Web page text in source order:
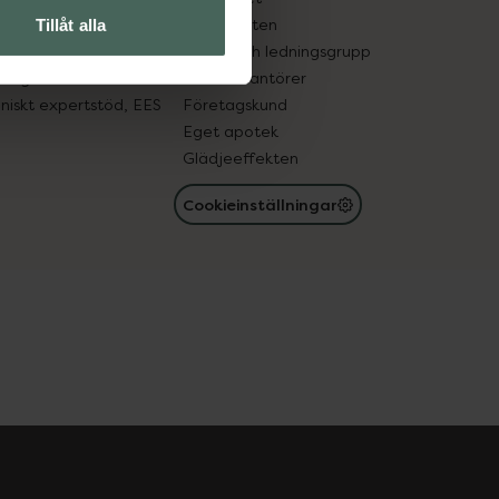
Tillåt alla
in gammal medicin
expertstöd, EES
Samarbeten
Ägare och ledningsgrupp
För leverantörer
Företagskund
Eget apotek
Glädjeeffekten
Cookieinställningar